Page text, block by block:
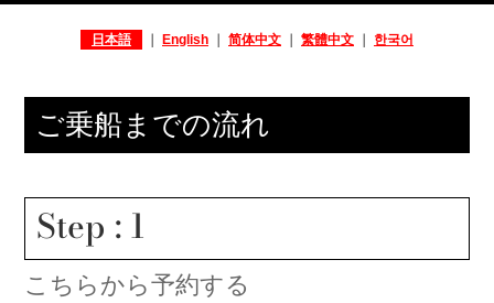
日本語 English 简体中文 繁體中文 한국어
ご乗船までの流れ
Step : 1
こちらから予約する